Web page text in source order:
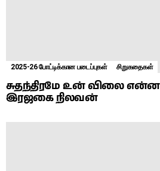
2025-26 போட்டிக்கான படைப்புகள் சிறுகதைகள்
சுதந்திரமே உன் விலை என்ன?
இரஜகை நிலவன்